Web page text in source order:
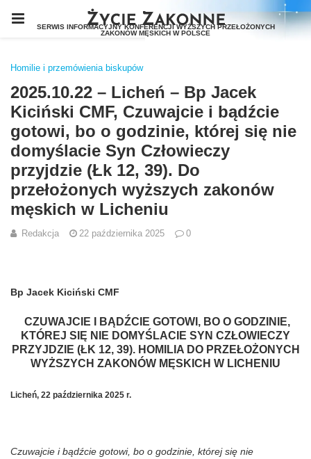
Homilie i przemówienia biskupów
2025.10.22 – Licheń – Bp Jacek
Kiciński CMF, Czuwajcie i bądźcie
gotowi, bo o godzinie, której się nie
domyślacie Syn Człowieczy
przyjdzie (Łk 12, 39). Do
przełożonych wyższych zakonów
męskich w Licheniu
Redakcja 22 października 2025 0
Bp Jacek Kiciński CMF
CZUWAJCIE I BĄDŹCIE GOTOWI, BO O GODZINIE,
KTÓREJ SIĘ NIE DOMYŚLACIE SYN CZŁOWIECZY
PRZYJDZIE (ŁK 12, 39). HOMILIA DO PRZEŁOŻONYCH
WYŻSZYCH ZAKONÓW MĘSKICH W LICHENIU
Licheń, 22 października 2025 r.
Czuwajcie i bądźcie gotowi, bo o godzinie, której się nie